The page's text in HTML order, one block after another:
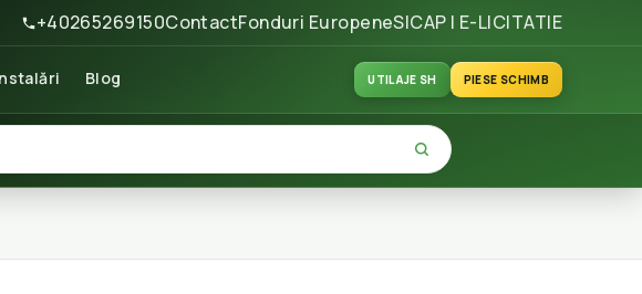
+40265269150ContactFonduri EuropeneSICAP | E-LICITATIE
Blog UTILAJE SH PIESE SCHIMB